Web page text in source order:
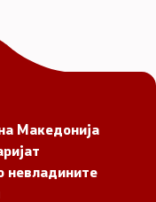
Македонија
невладините